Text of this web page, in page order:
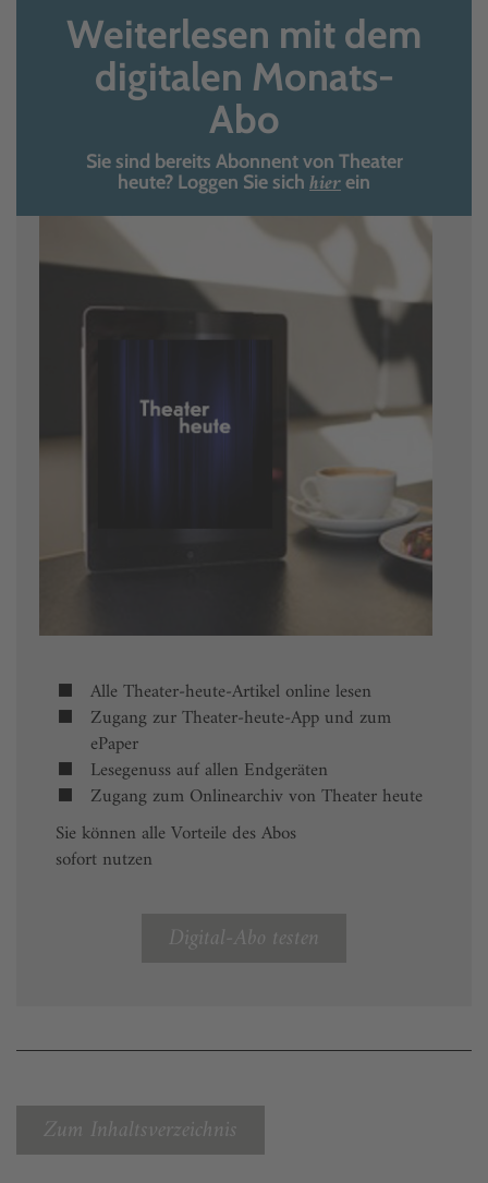
Weiterlesen mit dem
digitalen Monats-
Abo
Sie sind bereits Abonnent von Theater
heute? Loggen Sie sich hierein
Alle Theater-heute-Artikel online lesen
Zugang zur Theater-heute-App und zum
ePaper
Lesegenuss auf allen Endgeräten
Zugang zum Onlinearchiv von Theater heute
Sie können alle Vorteile des Abos
sofort nutzen
Digital-Abo testen
Zum Inhaltsverzeichnis